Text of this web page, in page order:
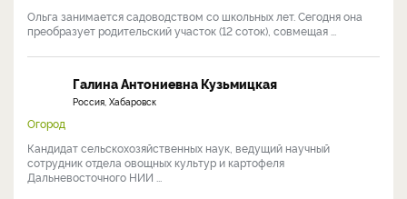
Ольга занимается садоводством со школьных лет. Сегодня она
преобразует родительский участок (12 соток), совмещая ...
Галина Антониевна Кузьмицкая
Россия, Хабаровск
Огород
Кандидат сельскохозяйственных наук, ведущий научный
сотрудник отдела овощных культур и картофеля
Дальневосточного НИИ ...